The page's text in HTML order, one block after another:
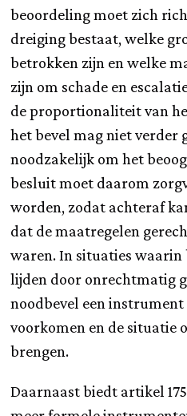
beoordeling moet zich
dreiging bestaat, welke
betrokken zijn en welke
zijn om schade en
de proportionaliteit van
het bevel mag niet verder
noodzakelijk om het
besluit moet daarom
worden, zodat achteraf
dat de maatregelen
waren. In situaties waarin
lijden door onrechtmatig
noodbevel een
voorkomen en de situatie
brengen.
Daarnaast biedt artikel